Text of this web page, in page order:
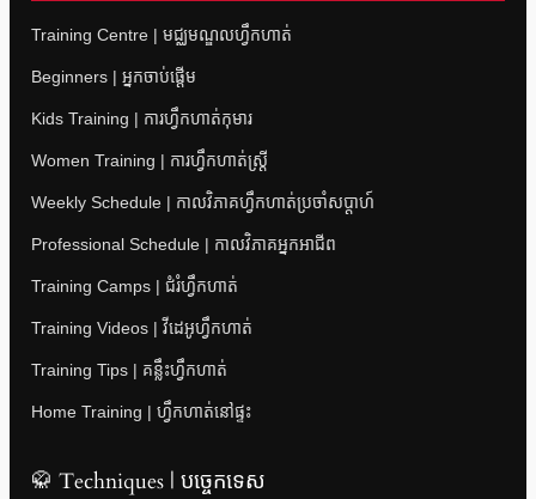
Training Centre | មជ្ឈមណ្ឌលហ្វឹកហាត់
Beginners | អ្នកចាប់ផ្តើម
Kids Training | ការហ្វឹកហាត់កុមារ
Women Training | ការហ្វឹកហាត់ស្ត្រី
Weekly Schedule | កាលវិភាគហ្វឹកហាត់ប្រចាំសប្តាហ៍
Professional Schedule | កាលវិភាគអ្នកអាជីព
Training Camps | ជំរំហ្វឹកហាត់
Training Videos | វីដេអូហ្វឹកហាត់
Training Tips | គន្លឹះហ្វឹកហាត់
Home Training | ហ្វឹកហាត់នៅផ្ទះ
🥋 Techniques | បច្ចេកទេស